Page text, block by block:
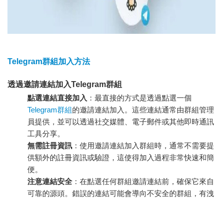
Telegram群組加入方法
透過邀請連結加入Telegram群組
點選連結直接加入 ：最直接的方式是透過點選一個
Telegram群組的邀請連結加入。這些連結通常由群組管理
員提供，並可以透過社交媒體、電子郵件或其他即時通訊
工具分享。
無需註冊資訊 ：使用邀請連結加入群組時，通常不需要提
供額外的註冊資訊或驗證，這使得加入過程非常快速和簡
便。
注意連結安全：在點選任何群組邀請連結前，確保它來自
可靠的源頭。錯誤的連結可能會導向不安全的群組，有洩